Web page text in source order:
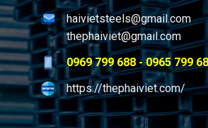
haivietsteels@gmail.com
thephaiviet@gmail.com
0969 799 688 - 0965 799
https://thephaiviet.com/